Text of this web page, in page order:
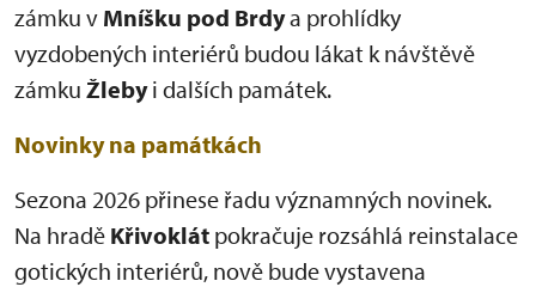
zámku v Mníšku pod Brdya prohlídky
vyzdobených interiérů budou lákat k návštěvě
zámku Žlebyi dalších památek.
Novinky na památkách
Sezona 2026 přinese řadu významných novinek.
Na hradě Křivoklát pokračuje rozsáhlá reinstalace
gotických interiérů, nově bude vystavena